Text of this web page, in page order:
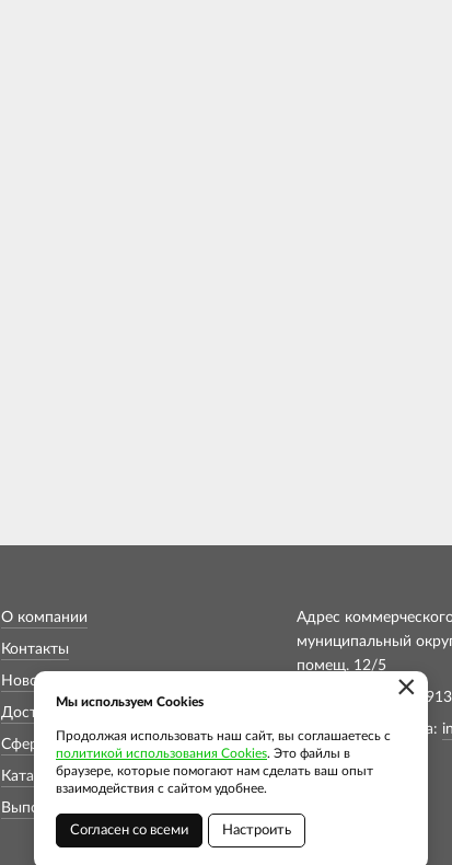
О компании
Контакты
Новости
Доставка и оплата
Сферы применения
Каталог
Выполненные проекты
Адрес
муниципальный
помещ. 12/5
Телефон: +7 (913)
Электронная почта:
×
Мы используем Cookies
Продолжая использовать наш сайт, вы соглашаетесь с
политикой использования Cookies. Это файлы в
браузере, которые помогают нам сделать ваш опыт
взаимодействия с сайтом удобнее.
Согласен со всеми Настроить